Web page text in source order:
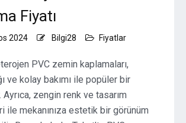
Fiyatı
2024 Bilgi28 Fiyatlar
PVC zemin kaplamaları,
ve kolay bakımı ile popüler bir
zengin renk ve tasarım
ile mekanınıza estetik bir görünüm